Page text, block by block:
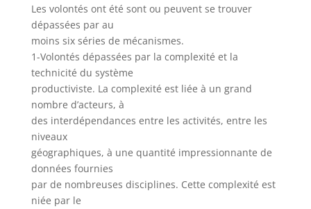
Les volontés ont été sont ou peuvent se trouver
dépassées par au
moins six séries de mécanismes.
1-Volontés dépassées par la complexité et la
technicité du système
productiviste. La complexité est liée à un grand
nombre d’acteurs, à
des interdépendances entre les activités, entre les
niveaux
géographiques, à une quantité impressionnante de
données fournies
par de nombreuses disciplines. Cette complexité est
niée par le